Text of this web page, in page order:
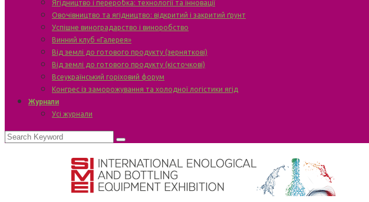
Ягідництво і переробка: технології та інновації
Овочівництво та ягідництво: відкритий і закритий ґрунт
Успішне виноградарство і виноробство
Винний клуб «Галерея»
Від землі до готового продукту (зерняткові)
Від землі до готового продукту (кісточкові)
Всеукраїнський горіховий форум
Конгрес із заморожування та холодної логістики ягід
Журнали
Усі журнали